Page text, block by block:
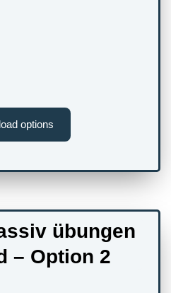
options
übungen
– Option 2